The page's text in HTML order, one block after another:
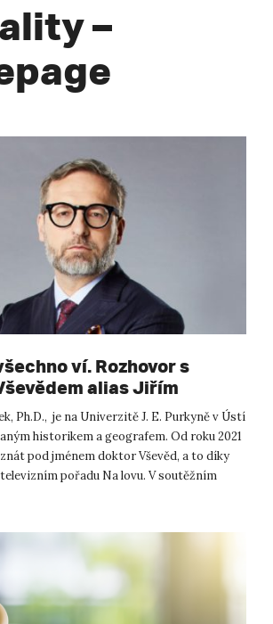
–
ví. Rozhovor s
alias Jiřím
Ph.D., je na Univerzitě J. E. Purkyně v Ústí
historikem a geografem. Od roku 2021
pod jménem doktor Vševěd, a to díky
pořadu Na lovu. V soutěžním